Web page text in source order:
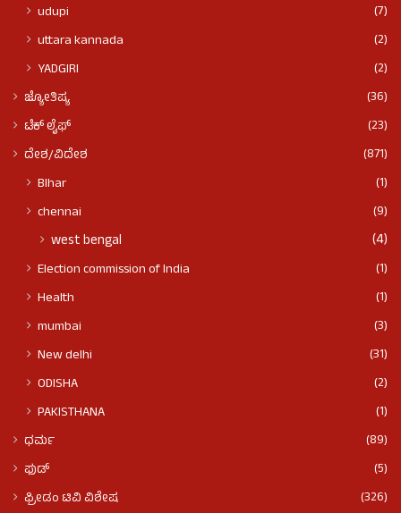
udupi
(7)
uttara kannada
(2)
YADGIRI
(2)
ಜ್ಯೋತಿಷ್ಯ
(36)
ಟೆಕ್ ಲೈಫ್
(23)
ದೇಶ/ವಿದೇಶ
(871)
BIhar
(1)
chennai
(9)
west bengal (4)
Election commission of India
(1)
Health
(1)
mumbai
(3)
New delhi
(31)
ODISHA
(2)
PAKISTHANA
(1)
ಧರ್ಮ
(89)
ಫುಡ್​​
(5)
ಫ್ರೀಡಂ ಟಿವಿ ವಿಶೇಷ
(326)